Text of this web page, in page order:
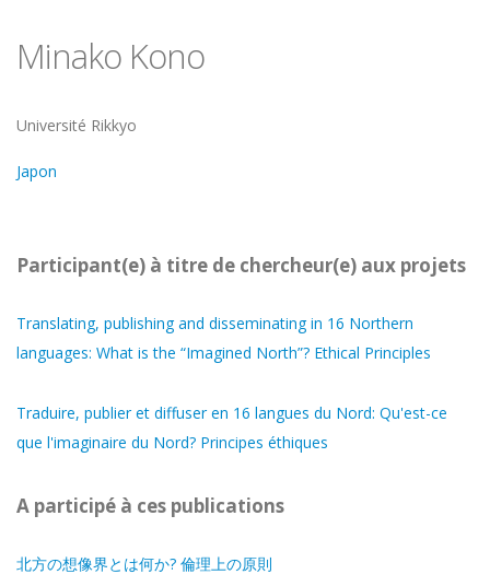
Minako Kono
Université
Université Rikkyo
Japon
Participant(e) à titre de chercheur(e) aux projets
Translating, publishing and disseminating in 16 Northern
languages: What is the “Imagined North”? Ethical Principles
Traduire, publier et diffuser en 16 langues du Nord: Qu'est-ce
que l'imaginaire du Nord? Principes éthiques
A participé à ces publications
北方の想像界とは何か? 倫理上の原則